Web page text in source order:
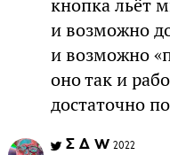
кнопка льёт
и возможно
и возможно
оно так и
достаточно
Σ Δ W 2022